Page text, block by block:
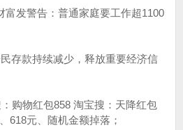
富发警告：普通家庭要工作超1100
存款持续减少，释放重要经济信
购物红包858 淘宝搜：天降红包
618元、随机金额掉落；